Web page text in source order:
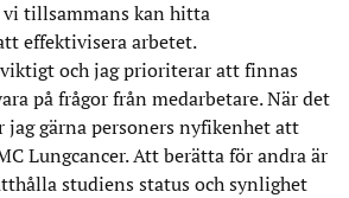
tillsammans kan hitta
effektivisera arbetet.
och jag prioriterar att finnas
på frågor från medarbetare. När det
gärna personers nyfikenhet att
Lungcancer. Att berätta för andra är
studiens status och synlighet